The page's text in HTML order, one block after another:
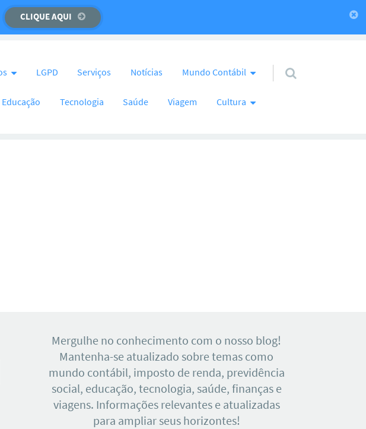
CLIQUE AQUI
CLIQUE AQUI
LGPD Serviços Notícias Mundo Contábil
Educação Tecnologia Saúde Viagem Cultura
Mergulhe no conhecimento com o nosso blog!
Mantenha-se atualizado sobre temas como
mundo contábil, imposto de renda, previdência
social, educação, tecnologia, saúde, finanças e
viagens. Informações relevantes e atualizadas
para ampliar seus horizontes!